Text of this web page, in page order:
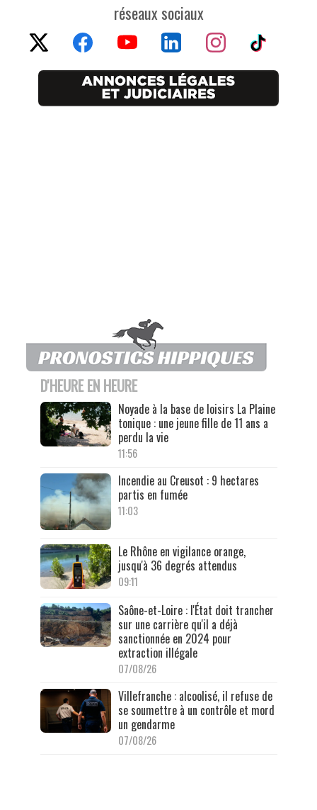
réseaux sociaux
D'HEURE EN HEURE
Noyade à la base de loisirs La Plaine
tonique : une jeune fille de 11 ans a
perdu la vie
11:56
Incendie au Creusot : 9 hectares
partis en fumée
11:03
Le Rhône en vigilance orange,
jusqu'à 36 degrés attendus
09:11
Saône-et-Loire : l'État doit trancher
sur une carrière qu'il a déjà
sanctionnée en 2024 pour
extraction illégale
07/08/26
Villefranche : alcoolisé, il refuse de
se soumettre à un contrôle et mord
un gendarme
07/08/26